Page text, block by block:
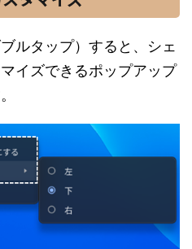
ルタップ）すると、シェ
イズできるポップアップ